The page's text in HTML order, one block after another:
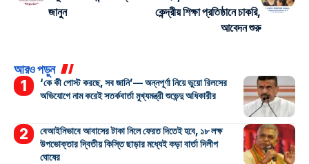
জানুন
কেন্দ্রীয় শিক্ষা প্রতিষ্ঠানে চাকরি,
আবেদন শুরু
আরও পড়ুন
‘কে কী পোস্ট করছে, সব জানি’— অন্নপূর্ণা নিয়ে ভুয়ো রিলসের
অভিযোগে নাম করেই সতর্কবার্তা মুখ্যমন্ত্রী শুভেন্দু অধিকারীর
বেআইনিভাবে আবাসের টাকা নিলে ফেরত দিতেই হবে, ১৮ লক্ষ
উপভোক্তার দ্বিতীয় কিস্তি ছাড়ার মধ্যেই কড়া বার্তা দিলীপ
ঘোষের